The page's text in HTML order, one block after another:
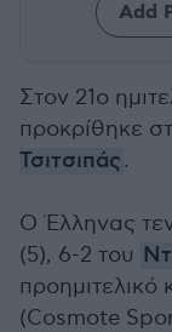
Add
Στον 21ο
προκρίθηκε
Τσιτσιπάς.
Ο Έλληνας
(5), 6-2 του
προημιτελικό
(Cosmote